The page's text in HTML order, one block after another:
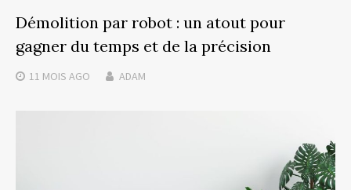
Démolition par robot : un atout pour
gagner du temps et de la précision
11 MOIS AGO ADAM